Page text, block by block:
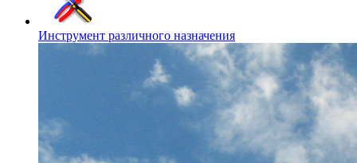
Инструмент различного назначения